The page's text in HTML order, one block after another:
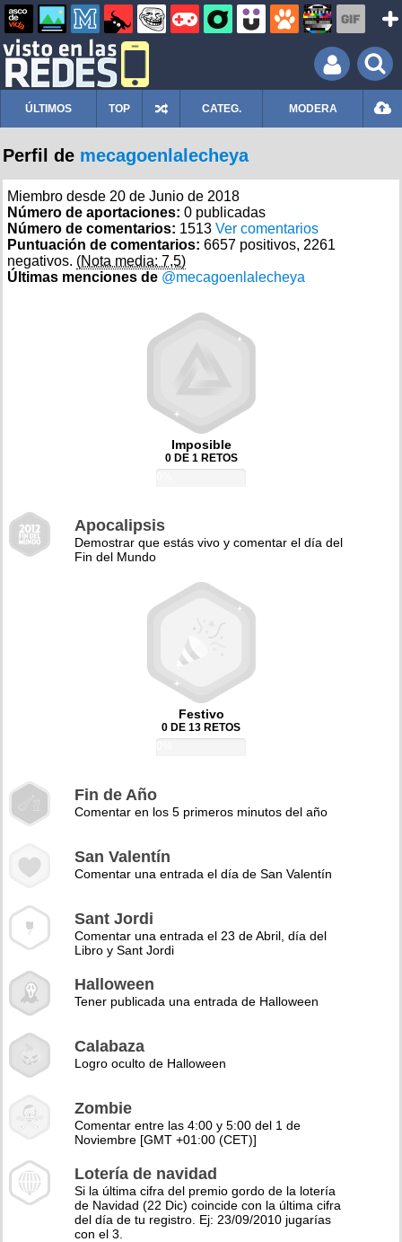
ÚLTIMOS TOP CATEG. MODERA
Perfil de mecagoenlalecheya
Miembro desde 20 de Junio de 2018
Número de aportaciones: 0 publicadas
Número de comentarios: 1513 Ver comentarios
Puntuación de comentarios: 6657 positivos, 2261
negativos. (Nota media: 7,5)
Últimas menciones de @mecagoenlalecheya
Imposible
0 DE 1 RETOS
Apocalipsis
Demostrar que estás vivo y comentar el día del
Fin del Mundo
Festivo
0 DE 13 RETOS
Fin de Año
Comentar en los 5 primeros minutos del año
San Valentín
Comentar una entrada el día de San Valentín
Sant Jordi
Comentar una entrada el 23 de Abril, día del
Libro y Sant Jordi
Halloween
Tener publicada una entrada de Halloween
Calabaza
Logro oculto de Halloween
Zombie
Comentar entre las 4:00 y 5:00 del 1 de
Noviembre [GMT +01:00 (CET)]
Lotería de navidad
Si la última cifra del premio gordo de la lotería
de Navidad (22 Dic) coincide con la última cifra
del día de tu registro. Ej: 23/09/2010 jugarías
con el 3.